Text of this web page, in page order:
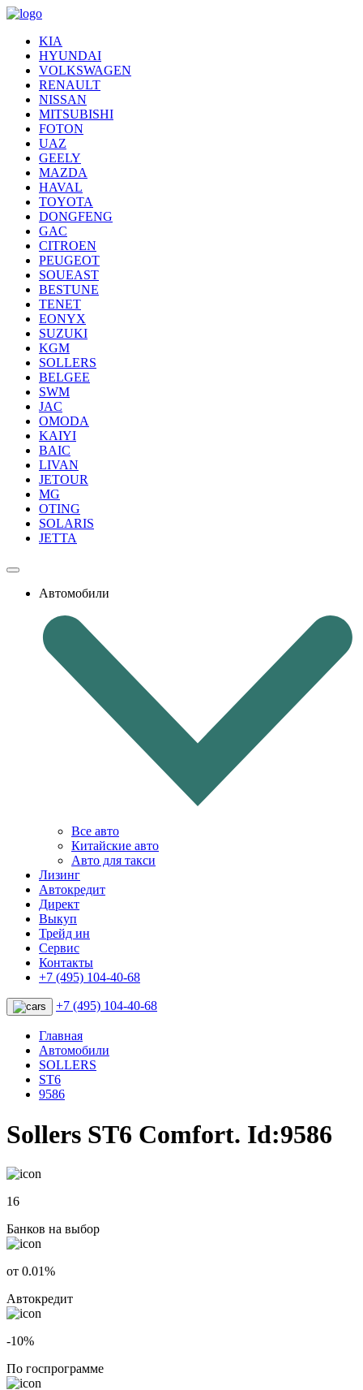
KIA
HYUNDAI
VOLKSWAGEN
RENAULT
NISSAN
MITSUBISHI
FOTON
UAZ
GEELY
MAZDA
HAVAL
TOYOTA
DONGFENG
GAC
CITROEN
PEUGEOT
SOUEAST
BESTUNE
TENET
EONYX
SUZUKI
KGM
SOLLERS
BELGEE
SWM
JAC
OMODA
KAIYI
BAIC
LIVAN
JETOUR
MG
OTING
SOLARIS
JETTA
Автомобили
Все авто
Китайские авто
Авто для такси
Лизинг
Автокредит
Директ
Выкуп
Трейд ин
Сервис
Контакты
+7 (495) 104-40-68
+7 (495) 104-40-68
Главная
Автомобили
SOLLERS
ST6
9586
Sollers ST6 Comfort. Id:9586
16
Банков на выбор
от 0.01%
Автокредит
-10%
По госпрограмме